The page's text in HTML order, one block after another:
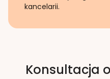
kancelarii.
Konsultacja